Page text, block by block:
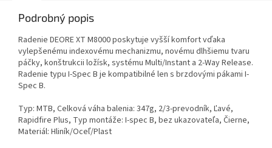
Podrobný popis
Radenie DEORE XT M8000 poskytuje vyšší komfort vďaka
vylepšenému indexovému mechanizmu, novému dlhšiemu tvaru
páčky, konštrukcii ložísk, systému Multi/Instant a 2-Way Release.
Radenie typu I-Spec B je kompatibilné len s brzdovými pákami I-
Spec B.
Typ: MTB, Celková váha balenia: 347g, 2/3-prevodník, Ľavé,
Rapidfire Plus, Typ montáže: I-spec B, bez ukazovateľa, Čierne,
Materiál: Hliník/Oceľ/Plast